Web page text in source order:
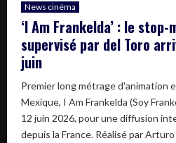
News cinéma
‘I Am Frankelda’ : le
supervisé par del Toro
juin
Premier long métrage d'animation
Mexique, I Am Frankelda (Soy
12 juin 2026, pour une diffusion
depuis la France. Réalisé par